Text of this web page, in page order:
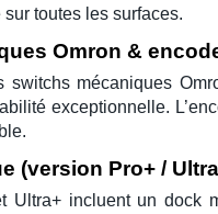
toutes les surfaces.
Omron &
switchs mécaniques
exceptionnelle.
(version Pro+ /
Ultra+incluent undock